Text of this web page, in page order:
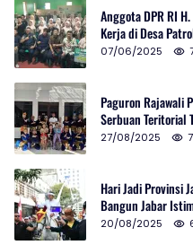
Anggota DPR RI
Kerja di Desa
07/06/2025
Paguron Rajawali
Serbuan Teritorial
27/08/2025
Hari Jadi Provinsi
Bangun Jabar
20/08/2025